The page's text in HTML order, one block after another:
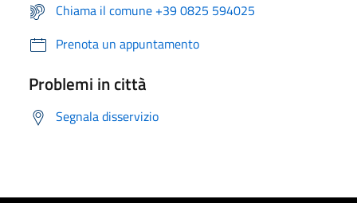
Chiama il comune +39 0825 594025
Prenota un appuntamento
Problemi in città
Segnala disservizio